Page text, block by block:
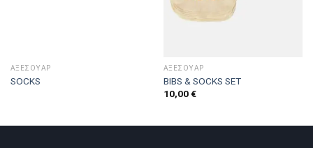
ΑΞΕΣΟΥΑΡ
SOCKS
ΑΞΕΣΟΥΑΡ
BIBS & SOCKS SET
10,00€